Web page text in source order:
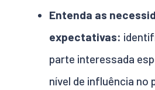
Entenda as
expectativas:
parte interessada
nível de influência no